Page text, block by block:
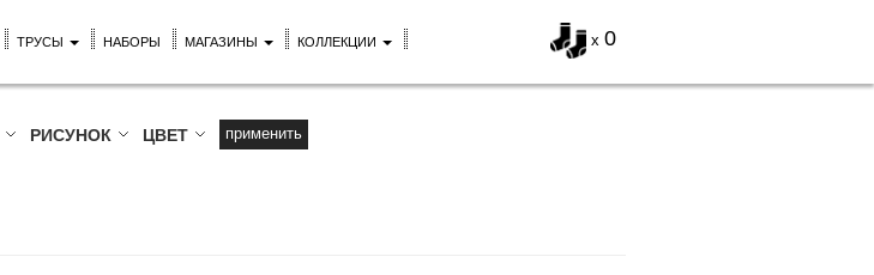
x 0
ТРУСЫ НАБОРЫ МАГАЗИНЫ КОЛЛЕКЦИИ
РИСУНОК ЦВЕТ применить